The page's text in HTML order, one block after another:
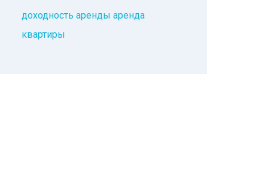
доходность аренды аренда
квартиры